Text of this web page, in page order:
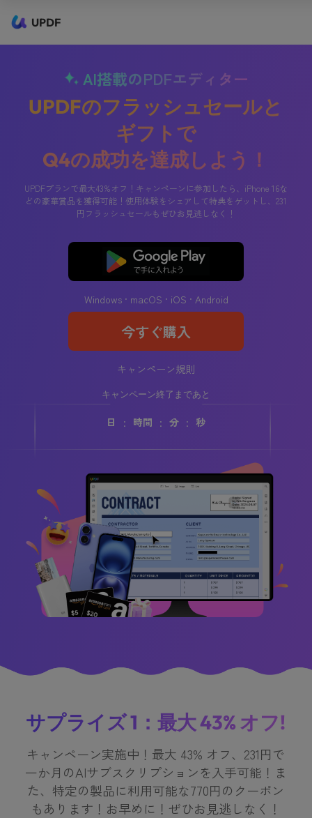
UPDF
AI搭載のPDFエディター
UPDFのフラッシュセールと
ギフトで
Q4の成功を達成しよう！
UPDFプランで最大43%オフ！キャンペーンに参加したら、iPhone 16な
どの豪華賞品を獲得可能！使用体験をシェアして特典をゲットし、231
円フラッシュセールもぜひお見逃しなく！
無料ダウンロード
Windows · macOS · iOS · Android
今すぐ購入
キャンペーン規則
キャンペーン終了まであと
日 : 時間 : 分 : 秒
サプライズ 1：最大 43% オフ!
キャンペーン実施中！最大 43% オフ、231円で
一か月のAIサブスクリプションを入手可能！ま
た、特定の製品に利用可能な770円のクーポン
もあります！お早めに！ぜひお見逃しなく！